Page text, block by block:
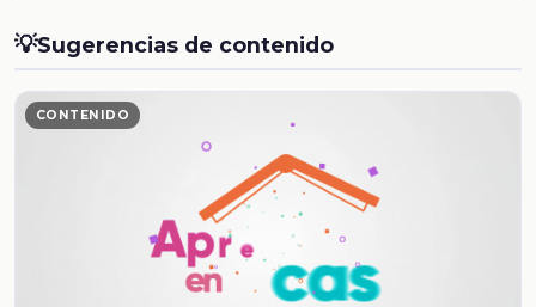
💡Sugerencias de contenido
CONTENIDO